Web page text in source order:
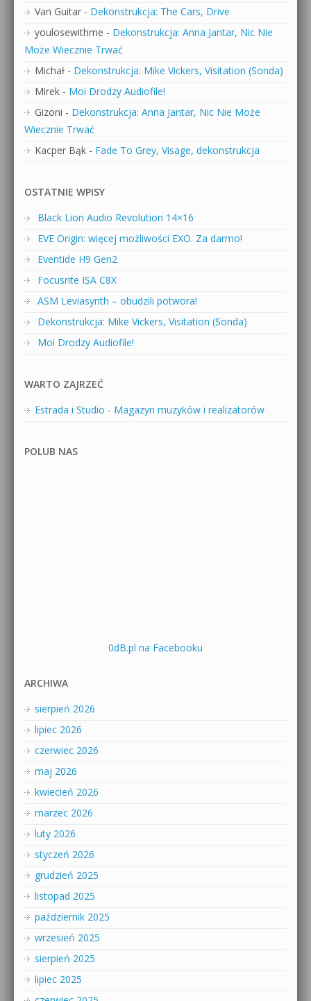
Van Guitar - Dekonstrukcja: The Cars, Drive
youlosewithme - Dekonstrukcja: Anna Jantar, Nic Nie
Może Wiecznie Trwać
Michał - Dekonstrukcja: Mike Vickers, Visitation (Sonda)
Mirek - Moi Drodzy Audiofile!
Gizoni - Dekonstrukcja: Anna Jantar, Nic Nie Może
Wiecznie Trwać
Kacper Bąk - Fade To Grey, Visage, dekonstrukcja
OSTATNIE WPISY
Black Lion Audio Revolution 14×16
EVE Origin: więcej możliwości EXO. Za darmo!
Eventide H9 Gen2
Focusrite ISA C8X
ASM Leviasynth – obudzili potwora!
Dekonstrukcja: Mike Vickers, Visitation (Sonda)
Moi Drodzy Audiofile!
WARTO ZAJRZEĆ
Estrada i Studio - Magazyn muzyków i realizatorów
POLUB NAS
0dB.pl na Facebooku
ARCHIWA
sierpień 2026
lipiec 2026
czerwiec 2026
maj 2026
kwiecień 2026
marzec 2026
luty 2026
styczeń 2026
grudzień 2025
listopad 2025
październik 2025
wrzesień 2025
sierpień 2025
lipiec 2025